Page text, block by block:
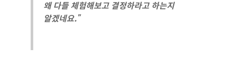
왜 다들 체험해보고 결정하라고 하는지
알겠네요.”